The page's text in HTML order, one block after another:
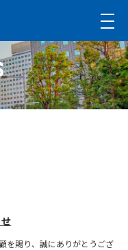
を賜り、誠にありがとうござ